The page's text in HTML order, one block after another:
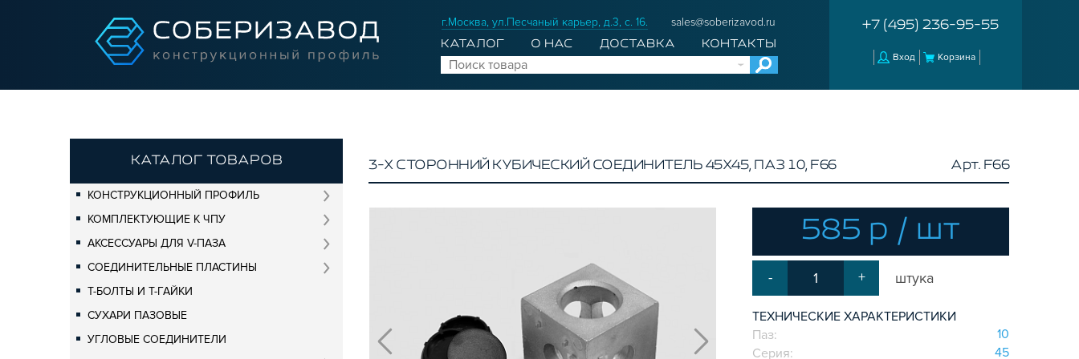
г.Москва, ул.Песчаный карьер, д.3, с. 16. sales@soberizavod.ru
КАТАЛОГ О НАС ДОСТАВКА КОНТАКТЫ
+7 (495) 236-95-55
Вход Корзина
КАТАЛОГ ТОВАРОВ
КОНСТРУКЦИОННЫЙ ПРОФИЛЬ
КОМПЛЕКТУЮЩИЕ К ЧПУ
АКСЕССУАРЫ ДЛЯ V-ПАЗА
СОЕДИНИТЕЛЬНЫЕ ПЛАСТИНЫ
Т-БОЛТЫ И Т-ГАЙКИ
СУХАРИ ПАЗОВЫЕ
УГЛОВЫЕ СОЕДИНИТЕЛИ
3-Х СТОРОННИЙ КУБИЧЕСКИЙ СОЕДИНИТЕЛЬ 45Х45, ПАЗ 10, F66 Арт. F66
585 р / шт
- + штука
ТЕХНИЧЕСКИЕ ХАРАКТЕРИСТИКИ
Паз:
10
Серия:
45